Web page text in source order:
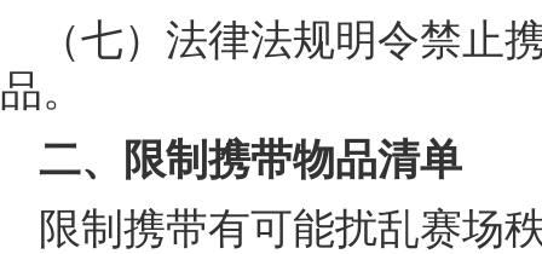
（七）法律法规明令禁止
品。
二、限制携带物品清单
限制携带有可能扰乱赛场